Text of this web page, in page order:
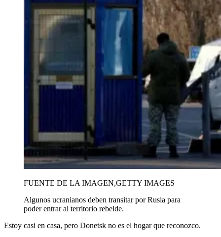
FUENTE DE LA IMAGEN,GETTY IMAGES
Algunos ucranianos deben transitar por Rusia para
poder entrar al territorio rebelde.
Estoy casi en casa, pero Donetsk no es el hogar que reconozco.